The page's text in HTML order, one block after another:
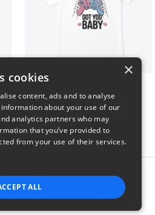
$21
this product
×
cookies
content, ads and to analyse
about your use of our
analytics partners who may
that you’ve provided to
from your use of their services.
ALL